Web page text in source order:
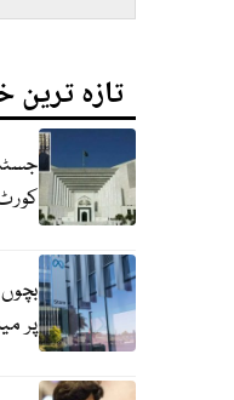
تازہ ترین
پر میٹا پر